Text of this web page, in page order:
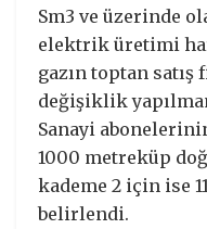
Sm3 ve üzerinde
elektrik üretimi
gazın toptan
değişiklik
Sanayi
1000 metreküp
kademe 2 için ise
belirlendi.